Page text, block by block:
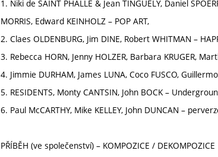
1. Niki de SAINT PHALLE & Jean TINGUELY, Daniel
MORRIS, Edward KEINHOLZ – POP ART,
2. Claes OLDENBURG, Jim DINE, Robert WHITMAN –
3. Rebecca HORN, Jenny HOLZER, Barbara KRUGER,
4. Jimmie DURHAM, James LUNA, Coco FUSCO,
5. RESIDENTS, Monty CANTSIN, John BOCK –
6. Paul McCARTHY, Mike KELLEY, John DUNCAN –
PŘÍBĚH (ve společenství) – KOMPOZICE / DEKOMPOZICE